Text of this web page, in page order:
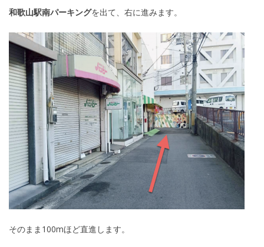
和歌山駅南パーキングを出て、右に進みます。
そのまま100mほど直進します。